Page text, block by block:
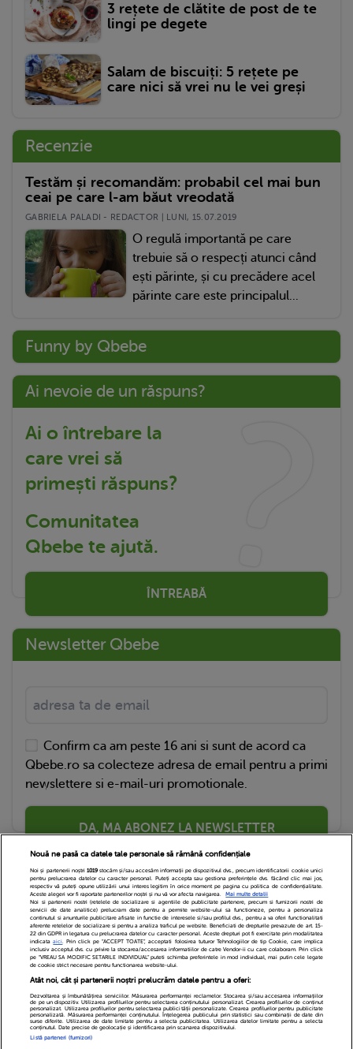
3 rețete de clătite de post de te
lingi pe degete
Salam de biscuiți: 5 rețete pe
care nici să vrei nu le vei greși
Recenzie
Testăm și recomandăm: probabil cel mai bun
ceai pe care l-am băut vreodată
GABRIELA PALADI - REDACTOR | LUNI, 15.07.2019
O regulă importantă pe care
trebuie să o respecți atunci când
ești părinte, și cu precădere acel
părinte care este principalul...
Funny by Qbebe
Ai nevoie de un răspuns?
Ai o întrebare la
care vrei să
primești răspuns?
Comunitatea
Qbebe te ajută.
ÎNTREABĂ
Newsletter Qbebe
Confirm ca am peste 16 ani si sunt de acord ca
Qbebe.ro sa colecteze adresa de email pentru a primi
newslettere si e-mail-uri promotionale.
DA, MA ABONEZ LA NEWSLETTER
Echipa Editoriala Newsletter
Contact
Cariere
Cookies
Politica de confidentialitate
DivaHair Cosmetics
Despre noi
Termeni si conditii
Nouă ne pasă ca datele tale personale să rămână confidențiale
Noi și partenerii noștri 1019stocăm și/sau accesăm informații pe dispozitivul dvs., precum identificatorii cookie unici
pentru prelucrarea datelor cu caracter personal. Puteți accepta sau gestiona preferințele dvs. făcând clic mai jos,
respectiv vă puteți opune utilizării unui interes legitim în orice moment pe pagina cu politica de confidențialitate.
Aceste alegeri vor fi raportate partenerilor noștri și nu vă vor afecta navigarea.
Mai multe detalii
Noi si partenerii nostri (retelele de socializare si agentiile de publicitate partenere, precum si furnizorii nostri de
servicii de date analitice) prelucram date pentru a permite website-ului sa functioneze, pentru a personaliza
continutul si anunturile publicitare afisate in functie de interesele si/sau profilul dvs., pentru a va oferi functionalitati
aferente retelelor de socializare si pentru a analiza traficul pe website. Beneficiati de drepturile prevazute de art. 15-
22 din GDPR in legatura cu prelucrarea datelor cu caracter personal. Aceste drepturi pot fi exercitate prin modalitatea
indicataaici. Prin click pe “ACCEPT TOATE”, acceptati folosirea tuturor Tehnologiilor de tip Cookie, care implica
inclusiv acceptul dvs. cu privire la stocarea/accesarea informatiilor de catre Vendor-ii cu care colaboram. Prin click
pe “VREAU SA MODIFIC SETARILE INDIVIDUAL” puteti schimba preferintele in mod individual, mai putin cele legate
de cookie strict necesare pentru functionarea website-ului.
Atât noi, cât și partenerii noștri prelucrăm datele pentru a oferi:
Dezvoltarea și îmbunătățirea serviciilor. Măsurarea performanței reclamelor. Stocarea și/sau accesarea informațiilor
de pe un dispozitiv. Utilizarea profilurilor pentru selectarea conținutului personalizat. Crearea profilurilor de conținut
personalizat. Utilizarea profilurilor pentru selectarea publicității personalizate. Crearea profilurilor pentru publicitate
personalizată. Măsurarea performanței conținutului. Înțelegerea publicului prin statistici sau combinații de date din
surse diferite. Utilizarea de date limitate pentru a selecta publicitatea. Utilizarea datelor limitate pentru a selecta
conținutul. Date precise de geolocație și identificarea prin scanarea dispozitivului.
Listă parteneri (furnizori)